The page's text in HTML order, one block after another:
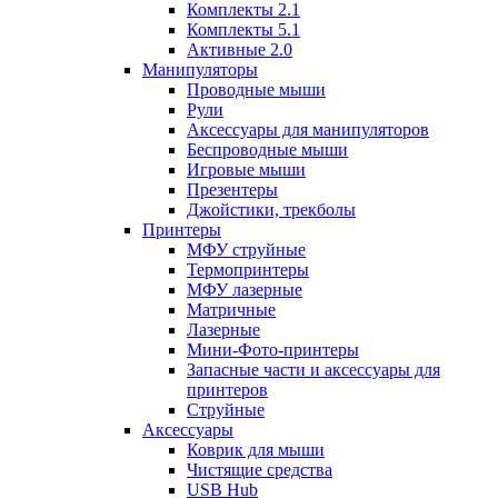
Комплекты 2.1
Комплекты 5.1
Активные 2.0
Манипуляторы
Проводные мыши
Рули
Аксессуары для манипуляторов
Беспроводные мыши
Игровые мыши
Презентеры
Джойстики, трекболы
Принтеры
МФУ струйные
Термопринтеры
МФУ лазерные
Матричные
Лазерные
Мини-Фото-принтеры
Запасные части и аксессуары для
принтеров
Струйные
Аксессуары
Коврик для мыши
Чистящие средства
USB Hub